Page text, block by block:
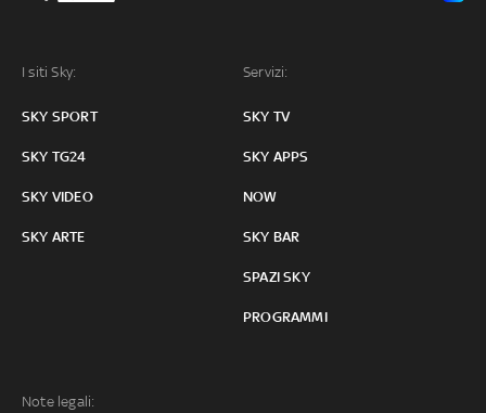
I siti Sky:
SKY SPORT
SKY TG24
SKY VIDEO
SKY ARTE
Servizi:
SKY TV
SKY APPS
NOW
SKY BAR
SPAZI SKY
PROGRAMMI
Note legali: